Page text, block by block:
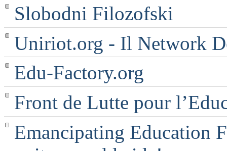
Slobodni Filozofski
Uniriot.org - Il Network
Edu-Factory.org
Front de Lutte pour
Emancipating Education